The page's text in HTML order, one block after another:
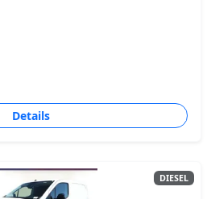
Details
DIESEL